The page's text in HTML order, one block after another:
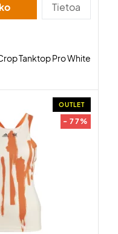
Tietoa
Tanktop Pro White
OUTLET
- 77%